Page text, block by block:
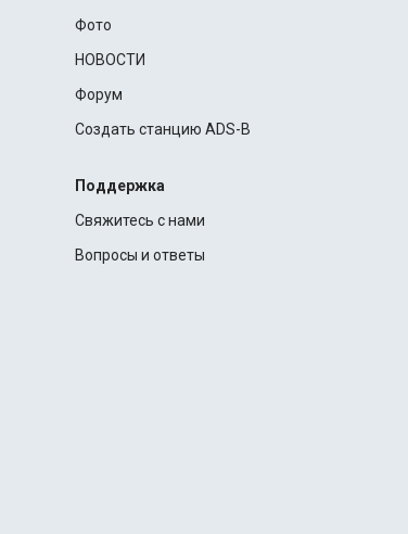
Фото
НОВОСТИ
Форум
Создать станцию ADS-B
Поддержка
Свяжитесь с нами
Вопросы и ответы